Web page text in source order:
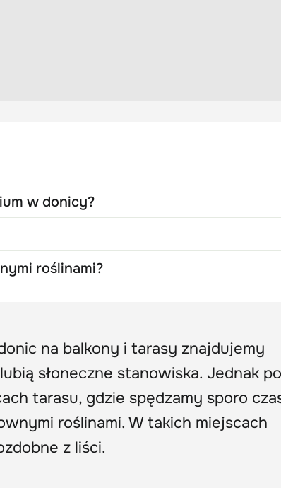
w donicy?
roślinami?
na balkony i tarasy znajdujemy
słoneczne stanowiska. Jednak
tarasu, gdzie spędzamy sporo
roślinami. W takich miejscach
z liści.